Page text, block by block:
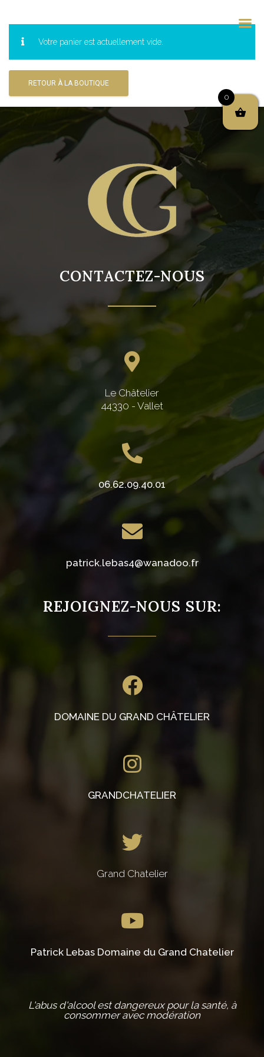
Votre panier est actuellement vide.
RETOUR À LA BOUTIQUE
CONTACTEZ-NOUS
Le Châtelier
44330 - Vallet
06.62.09.40.01
patrick.lebas4@wanadoo.fr
REJOIGNEZ-NOUS SUR:
DOMAINE DU GRAND CHÂTELIER
GRANDCHATELIER
Grand Chatelier
Patrick Lebas Domaine du Grand Chatelier
L'abus d'alcool est dangereux pour la santé, à
consommer avec modération
0